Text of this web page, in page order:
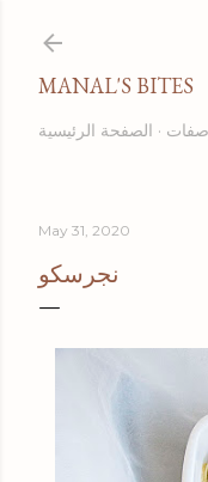
MANAL'S BITES
الصفحة الرئيسية
May 31, 2020
نجرسكو